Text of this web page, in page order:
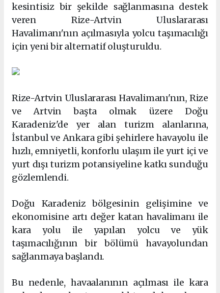
kesintisiz bir şekilde sağlanmasına destek
veren Rize-Artvin Uluslararası
Havalimanı'nın açılmasıyla yolcu taşımacılığı
için yeni bir alternatif oluşturuldu.
Rize-Artvin Uluslararası Havalimanı'nın, Rize
ve Artvin başta olmak üzere Doğu
Karadeniz'de yer alan turizm alanlarına,
İstanbul ve Ankara gibi şehirlere havayolu ile
hızlı, emniyetli, konforlu ulaşım ile yurt içi ve
yurt dışı turizm potansiyeline katkı sunduğu
gözlemlendi.
Doğu Karadeniz bölgesinin gelişimine ve
ekonomisine artı değer katan havalimanı ile
kara yolu ile yapılan yolcu ve yük
taşımacılığının bir bölümü havayolundan
sağlanmaya başlandı.
Bu nedenle, havaalanının açılması ile kara